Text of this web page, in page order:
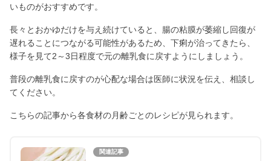
いものがおすすめです。
長々とおかゆだけを与え続けていると、腸の粘膜が萎縮し回復が
遅れることにつながる可能性があるため、下痢が治ってきたら、
様子を見て2～3日程度で元の離乳食に戻すようにしましょう。
普段の離乳食に戻すのが心配な場合は医師に状況を伝え、相談し
てください。
こちらの記事から各食材の月齢ごとのレシピが見られます。
関連記事